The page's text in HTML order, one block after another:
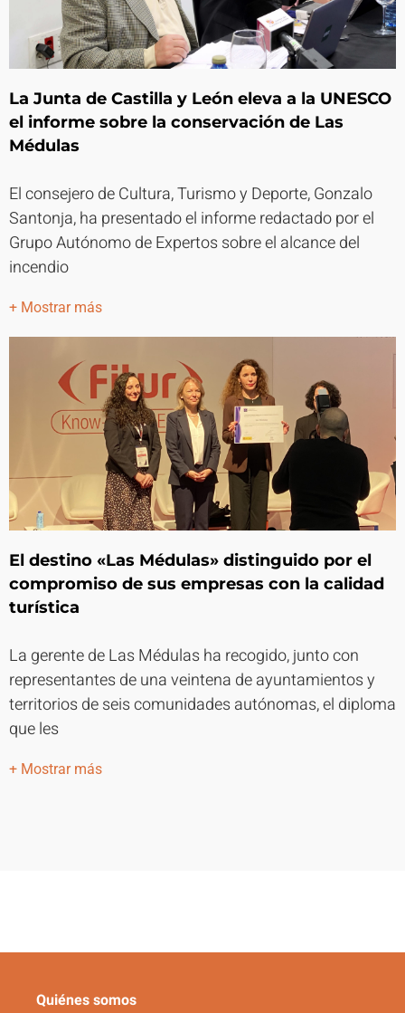
La Junta de Castilla y León eleva a la UNESCO
el informe sobre la conservación de Las
Médulas
El consejero de Cultura, Turismo y Deporte, Gonzalo
Santonja, ha presentado el informe redactado por el
Grupo Autónomo de Expertos sobre el alcance del
incendio
+ Mostrar más
El destino «Las Médulas» distinguido por el
compromiso de sus empresas con la calidad
turística
La gerente de Las Médulas ha recogido, junto con
representantes de una veintena de ayuntamientos y
territorios de seis comunidades autónomas, el diploma
que les
+ Mostrar más
Quiénes somos